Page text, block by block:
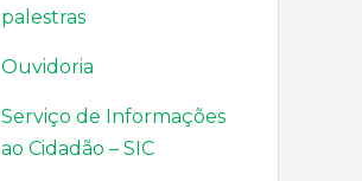
palestras
Ouvidoria
Serviço de Informações
ao Cidadão – SIC